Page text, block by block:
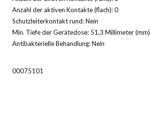
Anzahl der aktiven Kontakte (flach): 0
Schutzleiterkontakt rund: Nein
Min. Tiefe der Gerätedose: 51,3 Millimeter (mm)
Antibakterielle Behandlung: Nein
00075101